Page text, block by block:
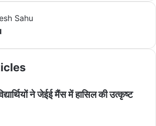
ने जेईई मैंस में हासिल की उत्कृष्ट